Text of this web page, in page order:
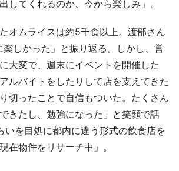
してくれるのか、今から楽しみ」。
オムライスは約5千食以上。渡部さん
楽しかった」と振り返る。しかし、営
大変で、週末にイベントを開催した
ルバイトをしたりして店を支えてきた
切ったことで自信もついた。たくさん
きたし、勉強になった」と笑顔で話
いを目処に都内に違う形式の飲食店を
在物件をリサーチ中」。